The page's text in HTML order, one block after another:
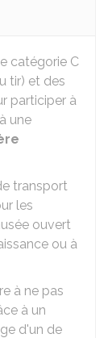
catégorie C
tir) et des
participer à
une
transport
les
ouvert
ou à
à ne pas
à un
d'un de